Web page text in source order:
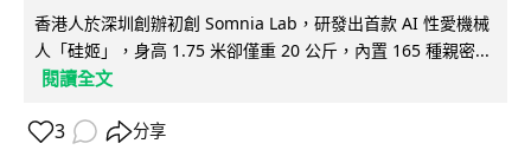
香港人於深圳創辦初創 Somnia Lab，研發出首款 AI 性愛機械
人「硅姬」，身高 1.75 米卻僅重 20 公斤，內置 165 種親密...
閱讀全文
3 分享